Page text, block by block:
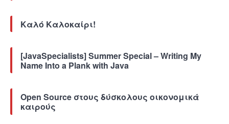
Καλό Καλοκαίρι!
[JavaSpecialists] Summer Special – Writing My
Name Into a Plank with Java
Open Source στους δύσκολους οικονομικά
καιρούς